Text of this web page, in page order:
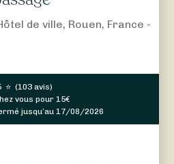
de ville, Rouen, France -
⭐ (103 avis)
vous pour15€
jusqu’au 17/08/2026